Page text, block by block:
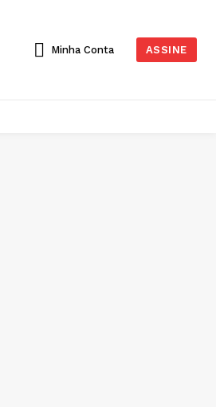
Minha Conta ASSINE